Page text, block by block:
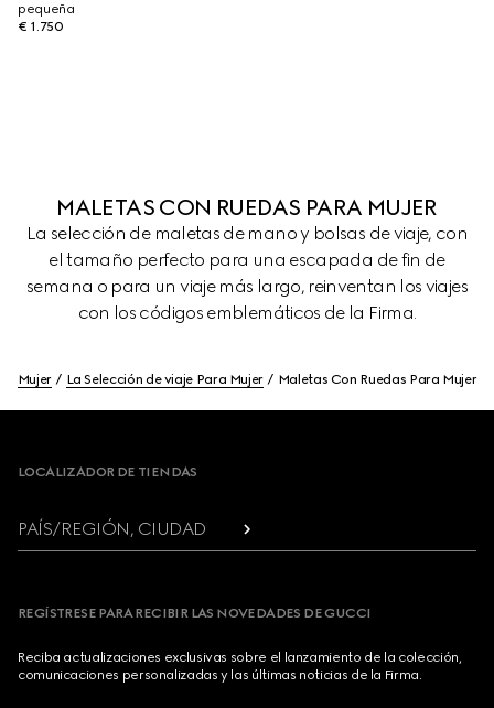
pequeña
€ 1.750
MALETAS CON RUEDAS PARA MUJER
La selección de maletas de mano y bolsas de viaje, con
el tamaño perfecto para una escapada de fin de
semana o para un viaje más largo, reinventan los viajes
con los códigos emblemáticos de la Firma.
Mujer La Selección de viaje Para Mujer Maletas Con Ruedas Para Mujer
LOCALIZADOR DE TIENDAS
PAÍS/REGIÓN, CIUDAD
REGÍSTRESE PARA RECIBIR LAS NOVEDADES DE GUCCI
Reciba actualizaciones exclusivas sobre el lanzamiento de la colección,
comunicaciones personalizadas y las últimas noticias de la Firma.